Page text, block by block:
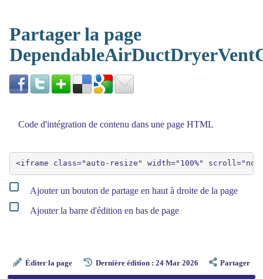
Partager la page
Code d'intégration de contenu dans une page HTML
Ajouter un bouton de partage en haut à droite de la page
Ajouter la barre d'édition en bas de page
Éditer la page Dernière édition : 24 Mar 2026 Partager